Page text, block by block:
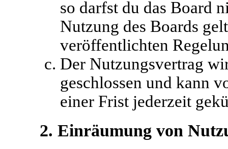
so darfst du das Board
Nutzung des Boards
veröffentlichten
Der Nutzungsvertrag
geschlossen und kann
einer Frist jederzeit
2. Einräumung von